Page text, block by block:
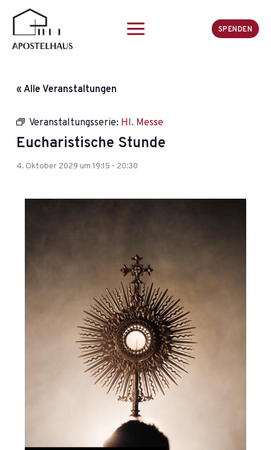
springen
SPENDEN
« Alle Veranstaltungen
Veranstaltungsserie: Hl. Messe
Eucharistische Stunde
4. Oktober 2029 um 19:15 - 20:30